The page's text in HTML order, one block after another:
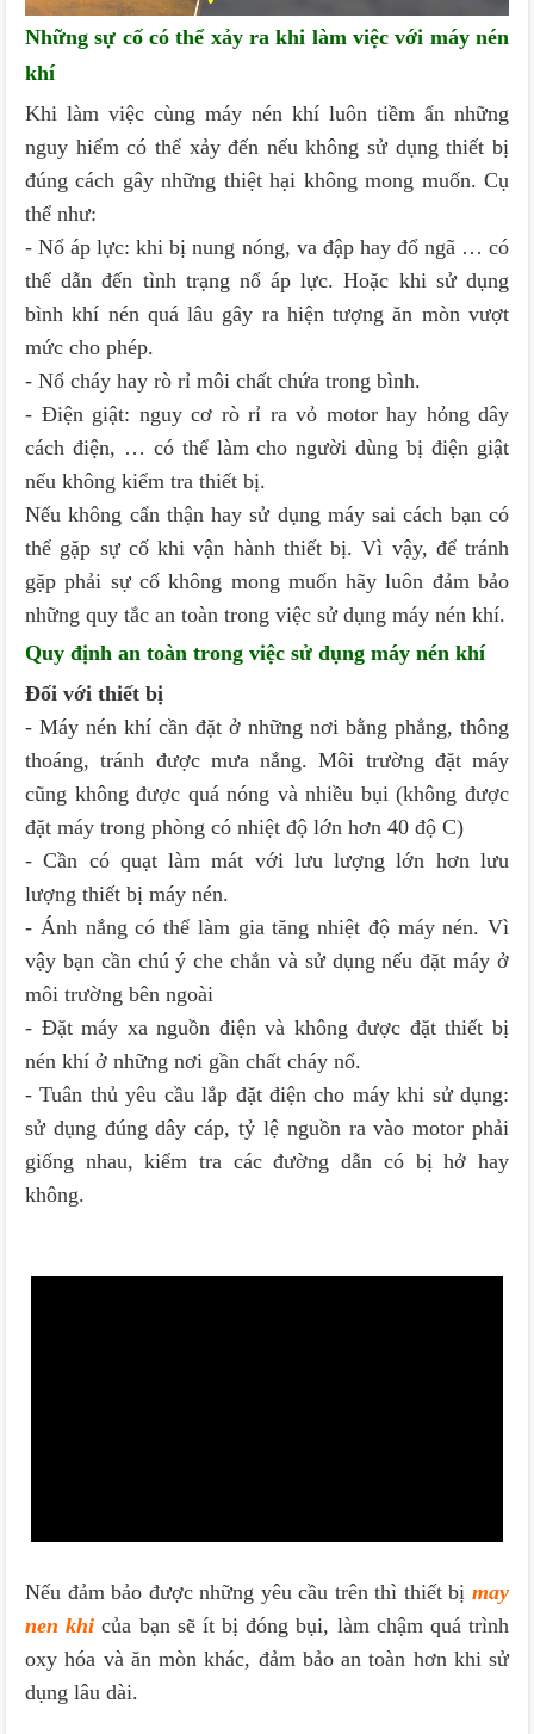
Những sự cố có thể xảy ra khi làm việc với máy nén
khí
Khi làm việc cùng máy nén khí luôn tiềm ẩn những
nguy hiểm có thể xảy đến nếu không sử dụng thiết bị
đúng cách gây những thiệt hại không mong muốn. Cụ
thể như:
- Nổ áp lực: khi bị nung nóng, va đập hay đổ ngã … có
thể dẫn đến tình trạng nổ áp lực. Hoặc khi sử dụng
bình khí nén quá lâu gây ra hiện tượng ăn mòn vượt
mức cho phép.
- Nổ cháy hay rò rỉ môi chất chứa trong bình.
- Điện giật: nguy cơ rò rỉ ra vỏ motor hay hỏng dây
cách điện, … có thể làm cho người dùng bị điện giật
nếu không kiểm tra thiết bị.
Nếu không cẩn thận hay sử dụng máy sai cách bạn có
thể gặp sự cố khi vận hành thiết bị. Vì vậy, để tránh
gặp phải sự cố không mong muốn hãy luôn đảm bảo
những quy tắc an toàn trong việc sử dụng máy nén khí.
Quy định an toàn trong việc sử dụng máy nén khí
Đối với thiết bị
- Máy nén khí cần đặt ở những nơi bằng phẳng, thông
thoáng, tránh được mưa nắng. Môi trường đặt máy
cũng không được quá nóng và nhiều bụi (không được
đặt máy trong phòng có nhiệt độ lớn hơn 40 độ C)
- Cần có quạt làm mát với lưu lượng lớn hơn lưu
lượng thiết bị máy nén.
- Ánh nắng có thể làm gia tăng nhiệt độ máy nén. Vì
vậy bạn cần chú ý che chắn và sử dụng nếu đặt máy ở
môi trường bên ngoài
- Đặt máy xa nguồn điện và không được đặt thiết bị
nén khí ở những nơi gần chất cháy nổ.
- Tuân thủ yêu cầu lắp đặt điện cho máy khi sử dụng:
sử dụng đúng dây cáp, tỷ lệ nguồn ra vào motor phải
giống nhau, kiểm tra các đường dẫn có bị hở hay
không.
Nếu đảm bảo được những yêu cầu trên thì thiết bị may
nen khi của bạn sẽ ít bị đóng bụi, làm chậm quá trình
oxy hóa và ăn mòn khác, đảm bảo an toàn hơn khi sử
dụng lâu dài.